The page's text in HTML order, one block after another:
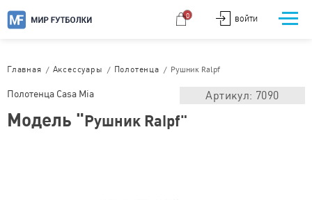
ВОЙТИ
0
Главная / Аксессуары / Полотенца / Рушник Ralpf
Полотенца Casa Mia Артикул: 7090
Модель "Рушник Ralpf"